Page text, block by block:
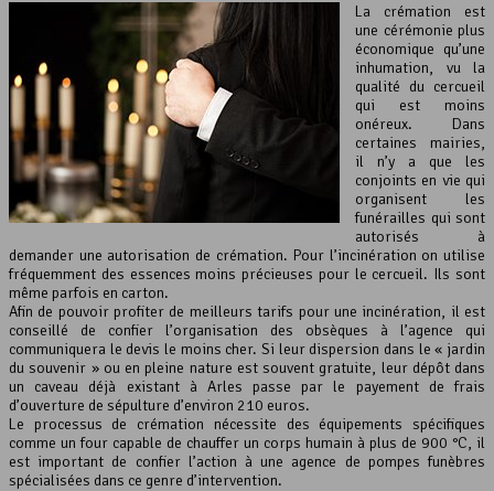
La crémation est
une cérémonie plus
économique qu’une
inhumation, vu la
qualité du cercueil
qui est moins
onéreux. Dans
certaines mairies,
il n’y a que les
conjoints en vie qui
organisent les
funérailles qui sont
autorisés à
demander une autorisation de crémation. Pour l’incinération on utilise
fréquemment des essences moins précieuses pour le cercueil. Ils sont
même parfois en carton.
Afin de pouvoir profiter de meilleurs tarifs pour une incinération, il est
conseillé de confier l’organisation des obsèques à l’agence qui
communiquera le devis le moins cher. Si leur dispersion dans le « jardin
du souvenir » ou en pleine nature est souvent gratuite, leur dépôt dans
un caveau déjà existant à Arles passe par le payement de frais
d’ouverture de sépulture d’environ 210 euros.
Le processus de crémation nécessite des équipements spécifiques
comme un four capable de chauffer un corps humain à plus de 900 °C, il
est important de confier l’action à une agence de pompes funèbres
spécialisées dans ce genre d’intervention.